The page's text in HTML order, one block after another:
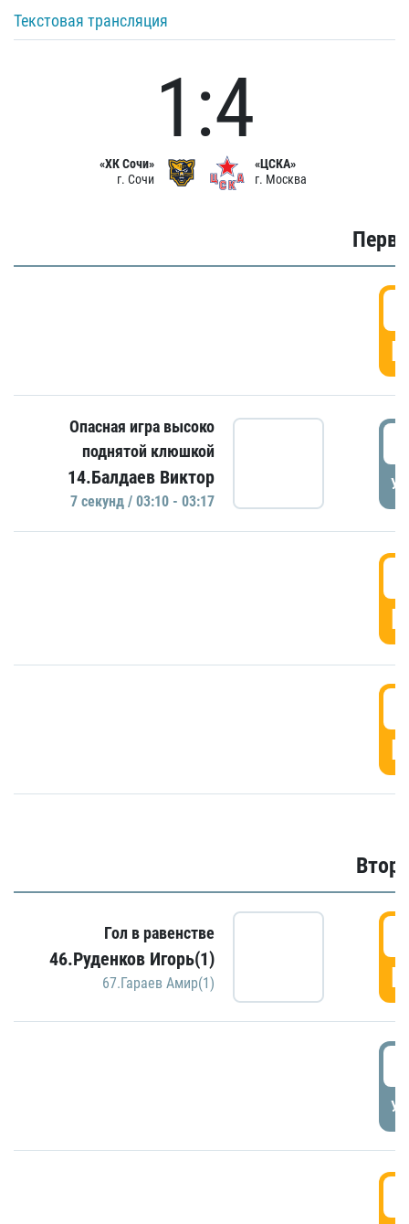
Текстовая трансляция
«ХК Сочи»
г. Сочи
1:4
«ЦСКА»
г. Москва
Опасная игра высоко
поднятой клюшкой
14.Балдаев Виктор
7 секунд / 03:10 - 03:17
Гол в равенстве
46.Руденков Игорь(1)
67.Гараев Амир(1)